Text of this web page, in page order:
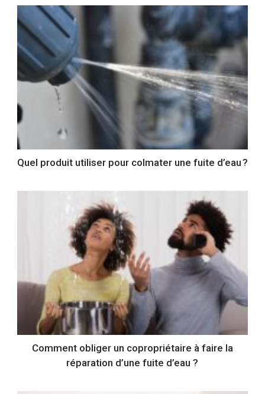
Quel produit utiliser pour colmater une fuite d’eau ?
Comment obliger un copropriétaire à faire la
réparation d’une fuite d’eau ?